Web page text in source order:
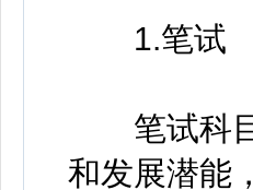
1.笔试
笔试科目
和发展潜能